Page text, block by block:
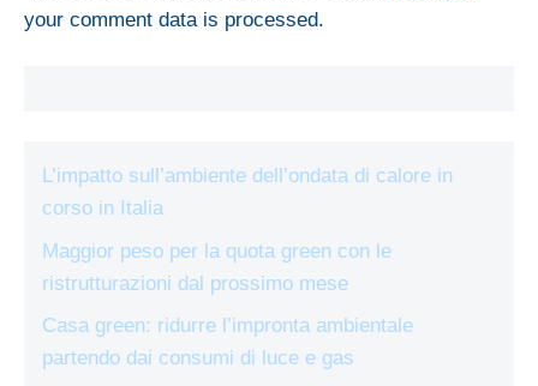
your comment data is processed.
L’impatto sull’ambiente dell’ondata di calore in
corso in Italia
Maggior peso per la quota green con le
ristrutturazioni dal prossimo mese
Casa green: ridurre l’impronta ambientale
partendo dai consumi di luce e gas